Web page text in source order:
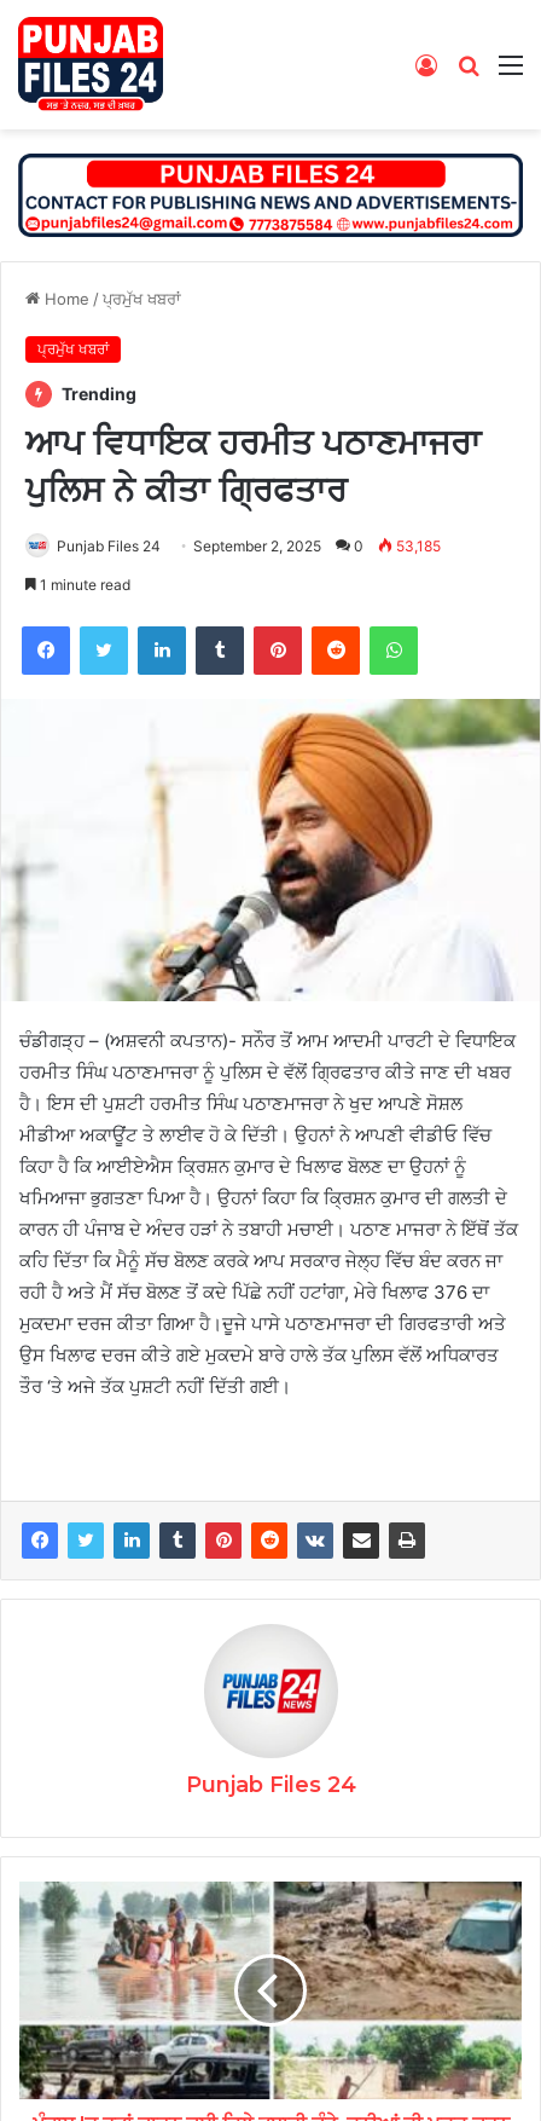
Search
Log
Home /ਪ੍ਰਮੁੱਖ ਖਬਰਾਂ
ਪ੍ਰਮੁੱਖ ਖਬਰਾਂ
Trending
ਆਪ ਵਿਧਾਇਕ ਹਰਮੀਤ ਪਠਾਣਮਾਜਰਾ
ਪੁਲਿਸ ਨੇ ਕੀਤਾ ਗ੍ਰਿਫਤਾਰ
Punjab Files 24 September 2, 2025 0 53,185
1 minute read
FacebookTwitter LinkedInTumblr PinterestReddit WhatsApp
ਚੰਡੀਗੜ੍ਹ – (ਅਸ਼ਵਨੀ ਕਪਤਾਨ)- ਸਨੌਰ ਤੋਂ ਆਮ ਆਦਮੀ ਪਾਰਟੀ ਦੇ ਵਿਧਾਇਕ
ਹਰਮੀਤ ਸਿੰਘ ਪਠਾਣਮਾਜਰਾ ਨੂੰ ਪੁਲਿਸ ਦੇ ਵੱਲੋਂ ਗ੍ਰਿਫਤਾਰ ਕੀਤੇ ਜਾਣ ਦੀ ਖਬਰ
ਹੈ। ਇਸ ਦੀ ਪੁਸ਼ਟੀ ਹਰਮੀਤ ਸਿੰਘ ਪਠਾਣਮਾਜਰਾ ਨੇ ਖੁਦ ਆਪਣੇ ਸੋਸ਼ਲ
ਮੀਡੀਆ ਅਕਾਊਂਟ ਤੇ ਲਾਈਵ ਹੋ ਕੇ ਦਿੱਤੀ। ਉਹਨਾਂ ਨੇ ਆਪਣੀ ਵੀਡੀਓ ਵਿੱਚ
ਕਿਹਾ ਹੈ ਕਿ ਆਈਏਐਸ ਕ੍ਰਿਸ਼ਨ ਕੁਮਾਰ ਦੇ ਖਿਲਾਫ ਬੋਲਣ ਦਾ ਉਹਨਾਂ ਨੂੰ
ਖਮਿਆਜਾ ਭੁਗਤਣਾ ਪਿਆ ਹੈ। ਉਹਨਾਂ ਕਿਹਾ ਕਿ ਕ੍ਰਿਸ਼ਨ ਕੁਮਾਰ ਦੀ ਗਲਤੀ ਦੇ
ਕਾਰਨ ਹੀ ਪੰਜਾਬ ਦੇ ਅੰਦਰ ਹੜਾਂ ਨੇ ਤਬਾਹੀ ਮਚਾਈ। ਪਠਾਣ ਮਾਜਰਾ ਨੇ ਇੱਥੋਂ ਤੱਕ
ਕਹਿ ਦਿੱਤਾ ਕਿ ਮੈਨੂੰ ਸੱਚ ਬੋਲਣ ਕਰਕੇ ਆਪ ਸਰਕਾਰ ਜੇਲ੍ਹ ਵਿੱਚ ਬੰਦ ਕਰਨ ਜਾ
ਰਹੀ ਹੈ ਅਤੇ ਮੈਂ ਸੱਚ ਬੋਲਣ ਤੋਂ ਕਦੇ ਪਿੱਛੇ ਨਹੀਂ ਹਟਾਂਗਾ, ਮੇਰੇ ਖਿਲਾਫ 376 ਦਾ
ਮੁਕਦਮਾ ਦਰਜ ਕੀਤਾ ਗਿਆ ਹੈ।ਦੂਜੇ ਪਾਸੇ ਪਠਾਣਮਾਜਰਾ ਦੀ ਗਿਰਫਤਾਰੀ ਅਤੇ
ਉਸ ਖਿਲਾਫ ਦਰਜ ਕੀਤੇ ਗਏ ਮੁਕਦਮੇ ਬਾਰੇ ਹਾਲੇ ਤੱਕ ਪੁਲਿਸ ਵੱਲੋਂ ਅਧਿਕਾਰਤ
ਤੌਰ ‘ਤੇ ਅਜੇ ਤੱਕ ਪੁਸ਼ਟੀ ਨਹੀਂ ਦਿੱਤੀ ਗਈ।
Punjab Files 24